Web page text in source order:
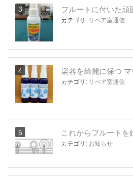
フルートに付いた頑
カテゴリ: リペア室通信
楽器を綺麗に保つ
カテゴリ: リペア室通信
これからフルートを
カテゴリ: お知らせ